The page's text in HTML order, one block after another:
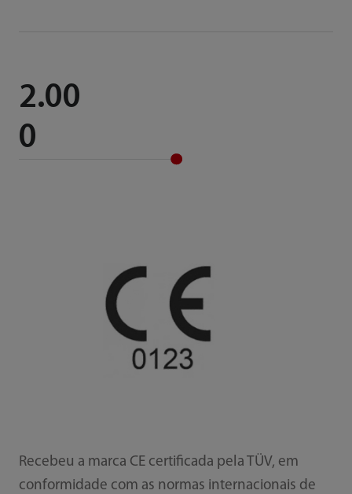
2.00
0
Recebeu a marca CE certificada pela TÜV, em
conformidade com as normas internacionais de